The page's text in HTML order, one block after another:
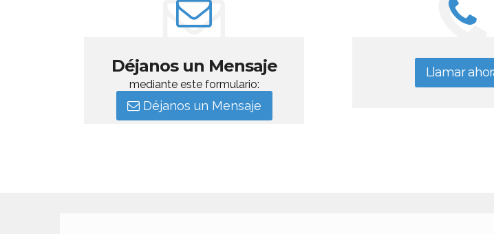
Déjanos un Mensaje
mediante este formulario:
Déjanos un Mensaje
Llamar